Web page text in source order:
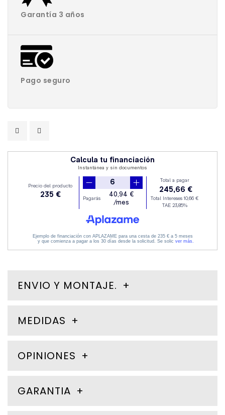
Garantía 3 años
Pago seguro
ENVIO Y MONTAJE.
MEDIDAS
OPINIONES
GARANTIA